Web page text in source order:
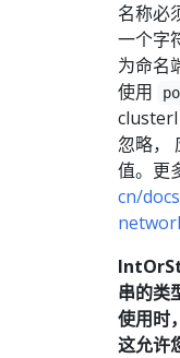
名称必
一个字
为命名
使用
忽略，
值。更
cn/
串的类
使用时
这允许